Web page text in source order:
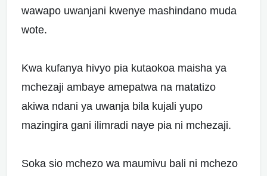
wawapo uwanjani kwenye mashindano muda
wote.
Kwa kufanya hivyo pia kutaokoa maisha ya
mchezaji ambaye amepatwa na matatizo
akiwa ndani ya uwanja bila kujali yupo
mazingira gani ilimradi naye pia ni mchezaji.
Soka sio mchezo wa maumivu bali ni mchezo